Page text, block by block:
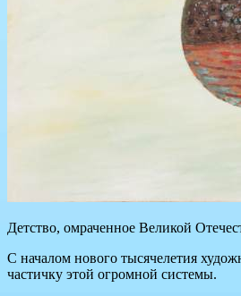
Детство, омраченное Великой
С началом нового тысячелетия
частичку этой огромной системы.